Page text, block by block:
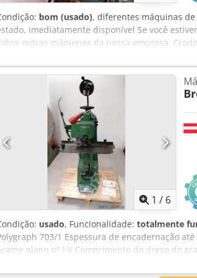
bom (usado), diferentes máquinas
imediatamente disponível Se você
outras máquinas da nossa empresa.
1 / 6
usado, Funcionalidade: totalmente
703/1 Espessura de encadernação
plano nº I-V Comprimento do dorso do
grampos/min. Ligação elétrica 400V/50Hz Peso